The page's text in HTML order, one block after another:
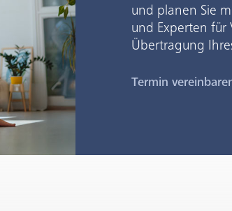
und planen Sie
und Experten für
Übertragung
Termin